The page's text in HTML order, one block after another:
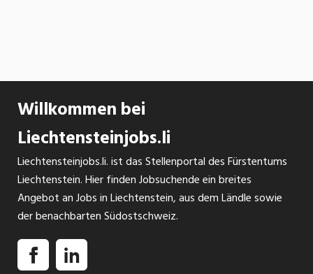
Willkommen bei
Liechtensteinjobs.li
Liechtensteinjobs.li. ist das Stellenportal des Fürstentums
Liechtenstein. Hier finden Jobsuchende ein breites
Angebot an Jobs in Liechtenstein, aus dem Ländle sowie
der benachbarten Südostschweiz.